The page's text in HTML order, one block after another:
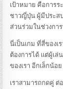
เป้าหมาย คือการ
ชาวญี่ปุ่น ผู้มีประส
ส่วนร่วมในช่วงกา
นี่เป็นเกม ที่สี่ของเ
ต้องการได้ แต่ผู้เล่
ของเรา อีกเล็กน้อ
เราสามารถกดคู่ ต่